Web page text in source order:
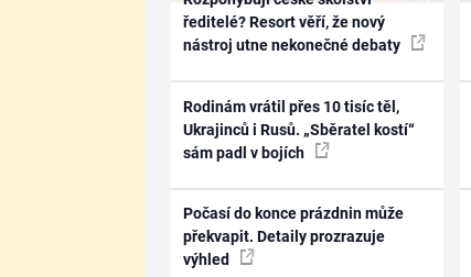
ředitelé? Resort věří, že nový
nástroj utne nekonečné debaty
Rodinám vrátil přes 10 tisíc těl,
Ukrajinců i Rusů. „Sběratel kostí“
sám padl v bojích
Počasí do konce prázdnin může
překvapit. Detaily prozrazuje
výhled